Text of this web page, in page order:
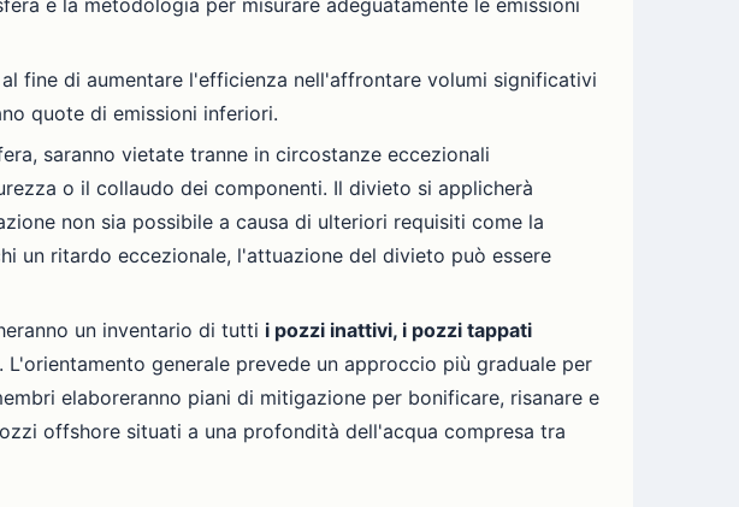
fine di aumentare l'efficienza nell'affrontare volumi significativi
quote di emissioni inferiori.
saranno vietate tranne in circostanze eccezionali
o il collaudo dei componenti. Il divieto si applicherà
non sia possibile a causa di ulteriori requisiti come la
un ritardo eccezionale, l'attuazione del divieto può essere
un inventario di tutti i pozzi inattivi, i pozzi tappati
L'orientamento generale prevede un approccio più graduale per
elaboreranno piani di mitigazione per bonificare, risanare e
offshore situati a una profondità dell'acqua compresa tra